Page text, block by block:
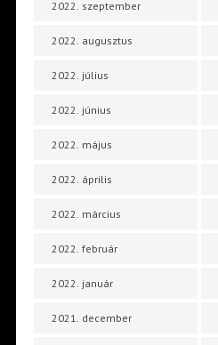
2022. szeptember
2022. augusztus
2022. július
2022. június
2022. május
2022. április
2022. március
2022. február
2022. január
2021. december